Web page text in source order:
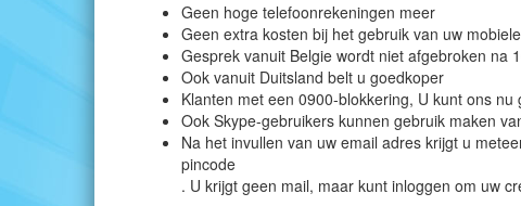
Geen hoge telefoonrekeningen meer
Geen extra kosten bij het gebruik van uw
Gesprek vanuit Belgie wordt niet afgebroken na
Ook vanuit Duitsland belt u goedkoper
Klanten met een 0900-blokkering, U kunt ons nu
Ook Skype-gebruikers kunnen gebruik maken
Na het invullen van uw email adres krijgt u
pincode
. U krijgt geen mail, maar kunt inloggen om uw